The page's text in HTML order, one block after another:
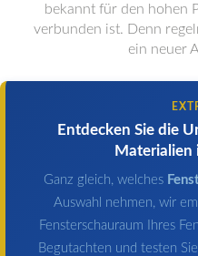
bekannt für den hohen
verbunden ist. Denn
ein neuer
Entdecken Sie die
Materialien
Ganz gleich, welches
Auswahl nehmen, wir
Fensterschauraum Ihres
Begutachten und testen